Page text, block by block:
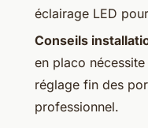
éclairage LED
Conseils
en placo
réglage fin des
professionnel.